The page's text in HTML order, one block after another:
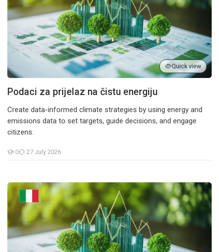
Quick view
Podaci za prijelaz na čistu energiju
Create data-informed climate strategies by using energy and
emissions data to set targets, guide decisions, and engage
citizens.
0
Students
27 July 2026
Dati per una transizione energetica pulita